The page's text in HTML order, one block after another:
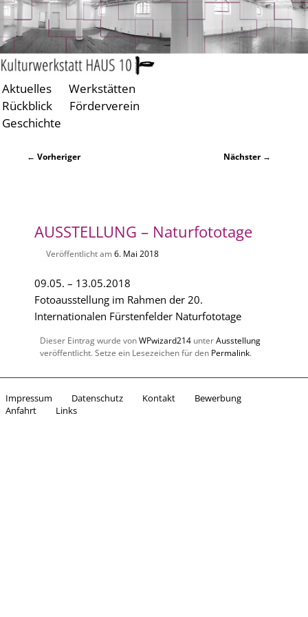
Zum
primären
Inhalt
Zum
sekundären
Inhalt
Aktuelles
Werkstätten
Rückblick
Förderverein
Geschichte
Beitragsnavigation
← Vorheriger Nächster →
AUSSTELLUNG – Naturfototage
Veröffentlicht am 6. Mai 2018
09.05. – 13.05.2018
Fotoausstellung im Rahmen der 20.
Internationalen Fürstenfelder Naturfototage
Dieser Eintrag wurde vonWPwizard214 unterAusstellung
veröffentlicht. Setze ein Lesezeichen für den Permalink.
Impressum Datenschutz Kontakt
Bewerbung
Anfahrt
Links